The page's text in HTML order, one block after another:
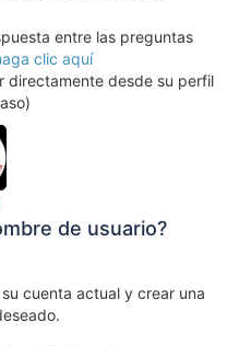
entre las preguntas
clic aquí
directamente desde su perfil
de usuario?
cuenta actual y crear una